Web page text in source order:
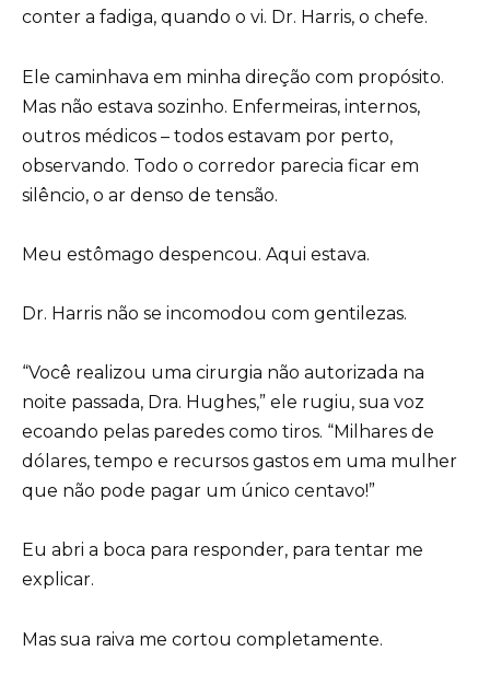
conter a fadiga, quando o vi. Dr. Harris, o chefe.
Ele caminhava em minha direção com propósito.
Mas não estava sozinho. Enfermeiras, internos,
outros médicos – todos estavam por perto,
observando. Todo o corredor parecia ficar em
silêncio, o ar denso de tensão.
Meu estômago despencou. Aqui estava.
Dr. Harris não se incomodou com gentilezas.
“Você realizou uma cirurgia não autorizada na
noite passada, Dra. Hughes,” ele rugiu, sua voz
ecoando pelas paredes como tiros. “Milhares de
dólares, tempo e recursos gastos em uma mulher
que não pode pagar um único centavo!”
Eu abri a boca para responder, para tentar me
explicar.
Mas sua raiva me cortou completamente.